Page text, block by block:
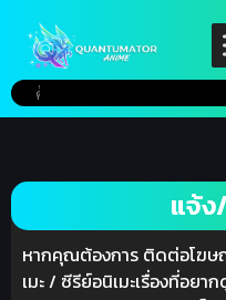
แจ้ง
หากคุณต้องการ ติดต่อโฆษ
เมะ / ซีรีย์อนิเมะเรื่องที่อย